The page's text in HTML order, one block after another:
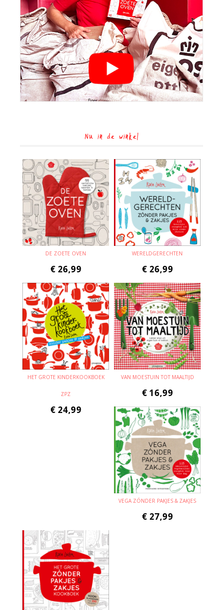
Nu in de winkel
DE ZOETE OVEN
€ 26,99
WERELDGERECHTEN
€ 26,99
HET GROTE KINDERKOOKBOEK
ZPZ
€ 24,99
VAN MOESTUIN TOT MAALTIJD
€ 16,99
VEGA ZÓNDER PAKJES & ZAKJES
€ 27,99